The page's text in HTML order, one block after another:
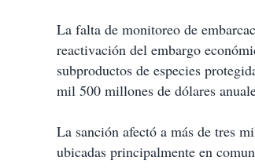
La falta de monitoreo de
reactivación del embargo
subproductos de especies
mil 500 millones de dólares
La sanción afectó a más de tres
ubicadas principalmente en